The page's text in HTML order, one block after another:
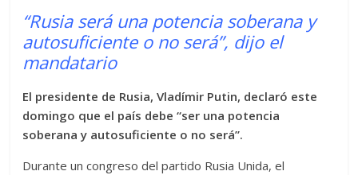
“Rusia será una potencia soberana y
autosuficiente o no será”, dijo el
mandatario
El presidente de Rusia, Vladímir Putin, declaró este
domingo que el país debe “ser una potencia
soberana y autosuficiente o no será”.
Durante un congreso del partido Rusia Unida, el